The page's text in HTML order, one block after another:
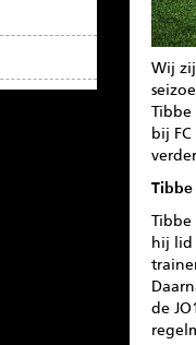
Wij
bij
Tibbe
hij lid
de